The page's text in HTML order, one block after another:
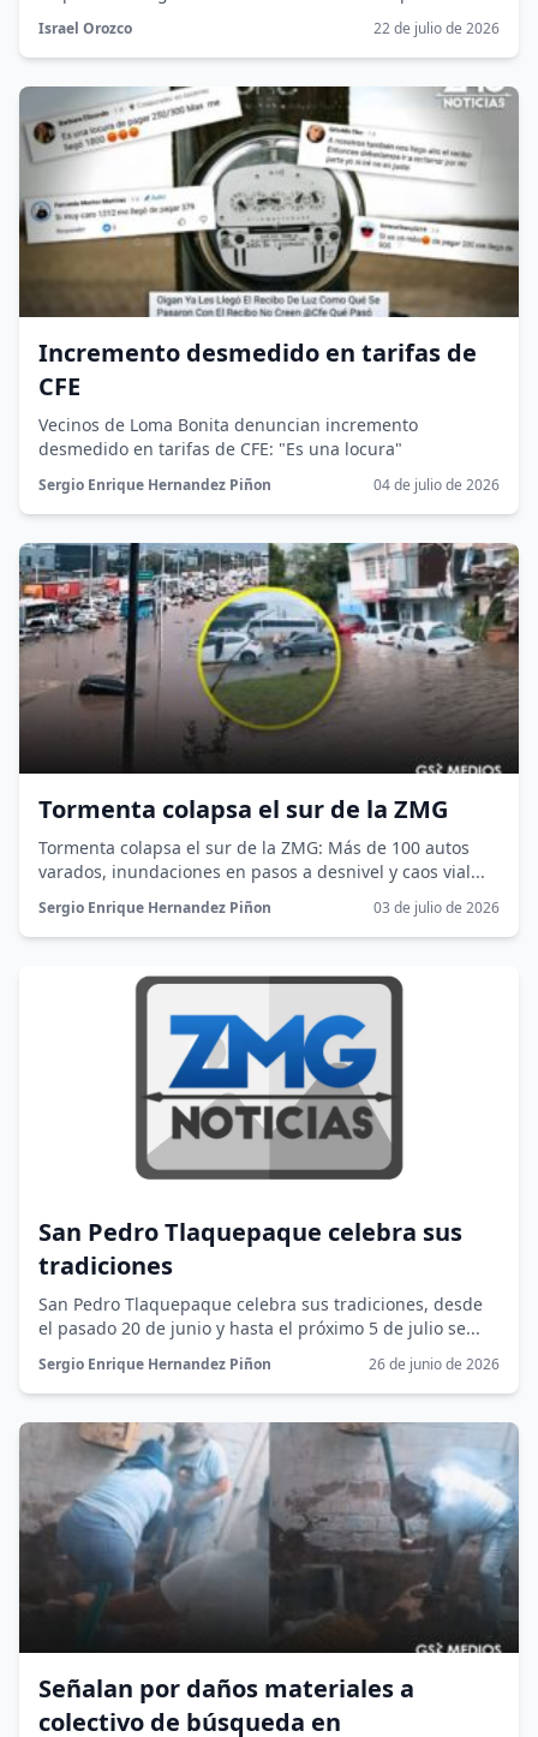
reportes,...
Israel Orozco 22 de julio de 2026
Incremento desmedido en tarifas de
CFE
Vecinos de Loma Bonita denuncian incremento
desmedido en tarifas de CFE: "Es una locura"
Sergio Enrique Hernandez Piñon 04 de julio de 2026
Tormenta colapsa el sur de la ZMG
Tormenta colapsa el sur de la ZMG: Más de 100 autos
varados, inundaciones en pasos a desnivel y caos vial...
Sergio Enrique Hernandez Piñon 03 de julio de 2026
San Pedro Tlaquepaque celebra sus
tradiciones
San Pedro Tlaquepaque celebra sus tradiciones, desde
el pasado 20 de junio y hasta el próximo 5 de julio se...
Sergio Enrique Hernandez Piñon 26 de junio de 2026
Señalan por daños materiales a
colectivo de búsqueda en